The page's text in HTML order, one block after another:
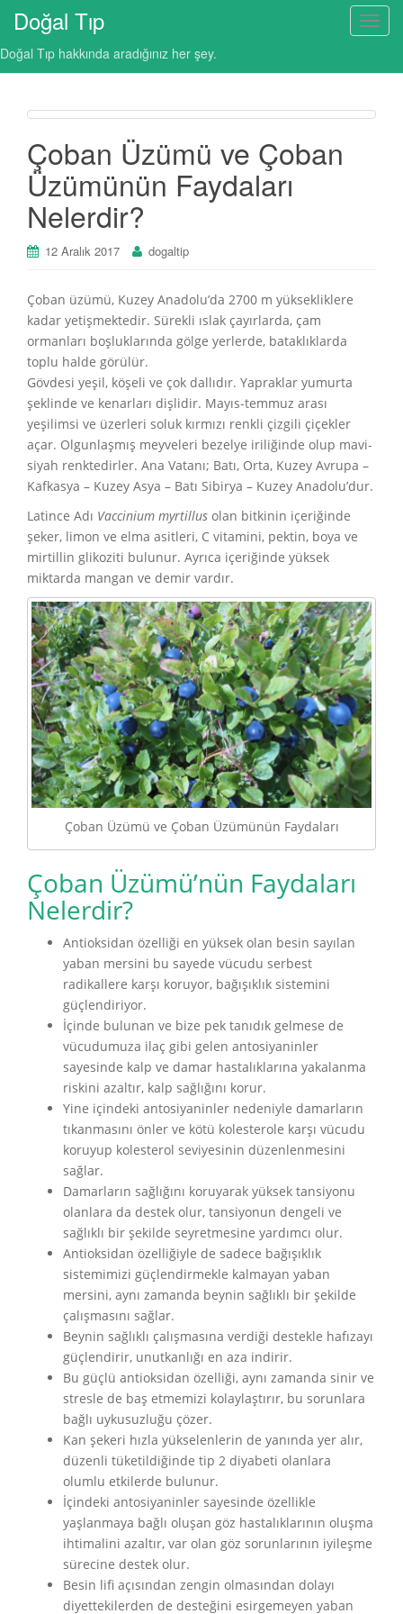
T
l
Doğal Tıp
Doğal Tıp hakkında aradığınız her şey.
Çoban Üzümü ve Çoban
Üzümünün Faydaları
Nelerdir?
12 Aralık 2017 dogaltip
Çoban üzümü, Kuzey Anadolu’da 2700 m yüksekliklere
kadar yetişmektedir. Sürekli ıslak çayırlarda, çam
ormanları boşluklarında gölge yerlerde, bataklıklarda
toplu halde görülür.
Gövdesi yeşil, köşeli ve çok dallıdır. Yapraklar yumurta
şeklinde ve kenarları dişlidir. Mayıs-temmuz arası
yeşilimsi ve üzerleri soluk kırmızı renkli çizgili çiçekler
açar. Olgunlaşmış meyveleri bezelye iriliğinde olup mavi-
siyah renktedirler. Ana Vatanı; Batı, Orta, Kuzey Avrupa –
Kafkasya – Kuzey Asya – Batı Sibirya – Kuzey Anadolu’dur.
Latince Adı Vaccinium myrtillus olan bitkinin içeriğinde
şeker, limon ve elma asitleri, C vitamini, pektin, boya ve
mirtillin glikoziti bulunur. Ayrıca içeriğinde yüksek
miktarda mangan ve demir vardır.
Çoban Üzümü ve Çoban Üzümünün Faydaları
Çoban Üzümü’nün Faydaları
Nelerdir?
Antioksidan özelliği en yüksek olan besin sayılan
yaban mersini bu sayede vücudu serbest
radikallere karşı koruyor, bağışıklık sistemini
güçlendiriyor.
İçinde bulunan ve bize pek tanıdık gelmese de
vücudumuza ilaç gibi gelen antosiyaninler
sayesinde kalp ve damar hastalıklarına yakalanma
riskini azaltır, kalp sağlığını korur.
Yine içindeki antosiyaninler nedeniyle damarların
tıkanmasını önler ve kötü kolesterole karşı vücudu
koruyup kolesterol seviyesinin düzenlenmesini
sağlar.
Damarların sağlığını koruyarak yüksek tansiyonu
olanlara da destek olur, tansiyonun dengeli ve
sağlıklı bir şekilde seyretmesine yardımcı olur.
Antioksidan özelliğiyle de sadece bağışıklık
sistemimizi güçlendirmekle kalmayan yaban
mersini, aynı zamanda beynin sağlıklı bir şekilde
çalışmasını sağlar.
Beynin sağlıklı çalışmasına verdiği destekle hafızayı
güçlendirir, unutkanlığı en aza indirir.
Bu güçlü antioksidan özelliği, aynı zamanda sinir ve
stresle de baş etmemizi kolaylaştırır, bu sorunlara
bağlı uykusuzluğu çözer.
Kan şekeri hızla yükselenlerin de yanında yer alır,
düzenli tüketildiğinde tip 2 diyabeti olanlara
olumlu etkilerde bulunur.
İçindeki antosiyaninler sayesinde özellikle
yaşlanmaya bağlı oluşan göz hastalıklarının oluşma
ihtimalini azaltır, var olan göz sorunlarının iyileşme
sürecine destek olur.
Besin lifi açısından zengin olmasından dolayı
diyettekilerden de desteğini esirgemeyen yaban